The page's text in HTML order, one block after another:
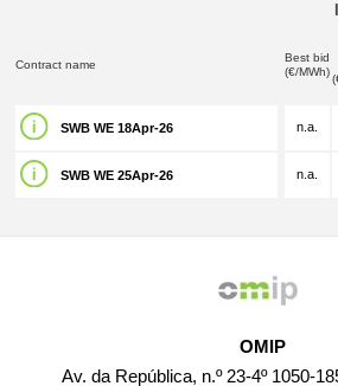
Contract name
Best bid
(€/MWh)
SWB WE 18Apr-26 n.a.
SWB WE 25Apr-26 n.a.
OMIP
Av. da República, n.º 23-4º 1050-